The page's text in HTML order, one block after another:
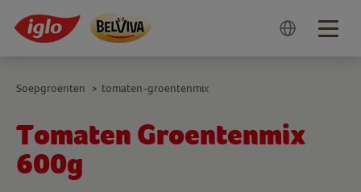
Tomaten Groentenmix
600g
Soepgroenten > tomaten-groentenmix